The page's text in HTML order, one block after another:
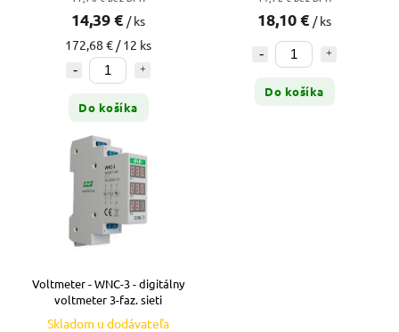
14,39 € / ks
172,68 € / 12 ks
Do košíka
18,10 € / ks
Do košíka
Voltmeter - WNC-3 - digitálny
voltmeter 3-faz. sieti
Skladom u dodávateľa